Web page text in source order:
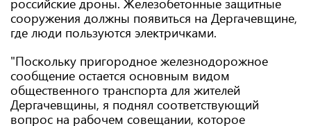
российские дроны. Железобетонные защитные
сооружения должны появиться на Дергачевщине,
где люди пользуются электричками.
"Поскольку пригородное железнодорожное
сообщение остается основным видом
общественного транспорта для жителей
Дергачевщины, я поднял соответствующий
вопрос на рабочем совещании, которое